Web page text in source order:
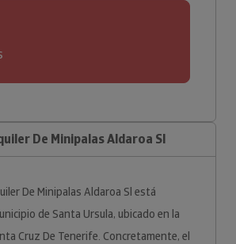
De Minipalas Aldaroa Sl
De Minipalas Aldaroa Sl está
de Santa Ursula, ubicado en la
Cruz De Tenerife. Concretamente, el